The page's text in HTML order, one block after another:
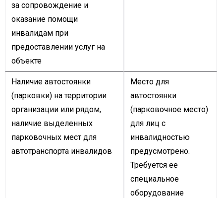
за сопровождение и
оказание помощи
инвалидам при
предоставлении услуг на
объекте
Наличие автостоянки
(парковки) на территории
организации или рядом,
наличие выделенных
парковочных мест для
автотранспорта инвалидов
Место для
автостоянки
(парковочное место)
для лиц с
инвалидностью
предусмотрено.
Требуется ее
специальное
оборудование